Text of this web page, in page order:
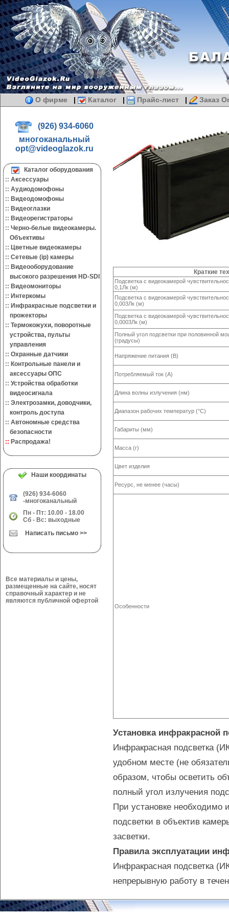
О фирме | Каталог | Прайс-лист | Заказ
(926) 934-6060
многоканальный
opt@videoglazok.ru
Каталог оборудования
:: Аксессуары
:: Аудиодомофоны
:: Видеодомофоны
:: Видеоглазки
:: Видеорегистраторы
:: Черно-белые видеокамеры.
Объективы
:: Цветные видеокамеры
:: Сетевые (ip) камеры
:: Видеооборудование
высокого разрешения HD-SDI
:: Видеомониторы
:: Интеркомы
:: Инфракрасные подсветки и
прожекторы
:: Термокожухи, поворотные
устройства, пульты
управления
:: Охранные датчики
:: Контрольные панели и
аксессуары ОПС
:: Устройства обработки
видеосигнала
:: Электрозамки, доводчики,
контроль доступа
:: Автономные средства
безопасности
:: Распродажа!
Наши координаты
(926) 934-6060
-многоканальный
Пн - Пт: 10.00 - 18.00
Сб - Вс: выходные
Написать письмо >>
Все материалы и цены,
размещенные на сайте, носят
справочный характер и не
являются публичной офертой
Краткие
Подсветка с видеокамерой
0,1Лк (м)
Подсветка с видеокамерой
0,003Лк (м)
Подсветка с видеокамерой
0,0003Лк (м)
Полный угол подсветки при половинной
(градусы)
Напряжение питания (В)
Потребляемый ток (А)
Длина волны излучения (нм)
Диапазон рабочих температур (°С)
Габариты (мм)
Масса (г)
Цвет изделия
Ресурс, не менее (часы)
Особенности
Установка инфракрасной
Инфракрасная подсветка
удобном месте (не
образом, чтобы осветить
полный угол излучения
При установке необходимо
подсветки в объектив
засветки.
Правила эксплуатации
Инфракрасная подсветка
непрерывную работу в